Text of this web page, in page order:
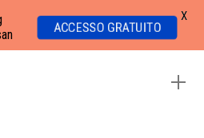
ACCESSO GRATUITO
X